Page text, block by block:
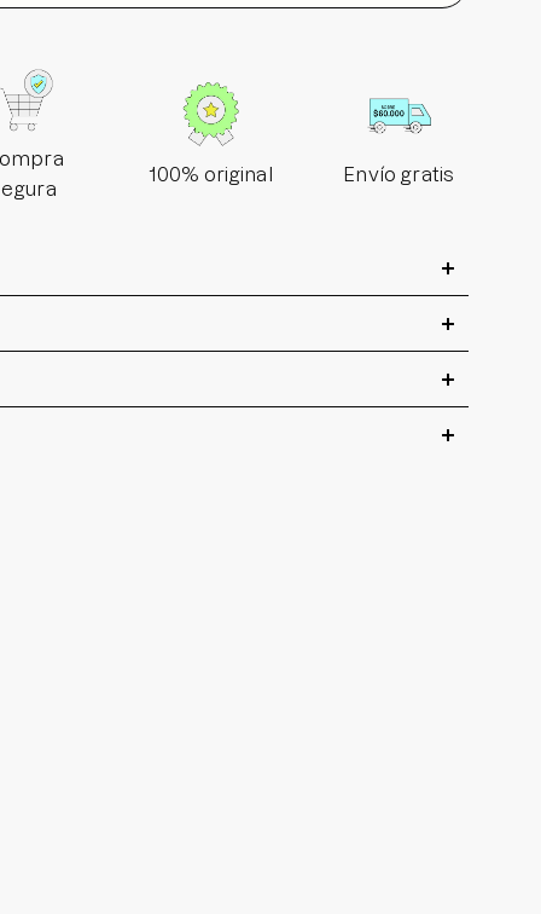
100% original Envío gratis